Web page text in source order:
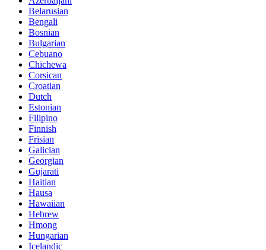
Belarusian
Bengali
Bosnian
Bulgarian
Cebuano
Chichewa
Corsican
Croatian
Dutch
Estonian
Filipino
Finnish
Frisian
Galician
Georgian
Gujarati
Haitian
Hausa
Hawaiian
Hebrew
Hmong
Hungarian
Icelandic